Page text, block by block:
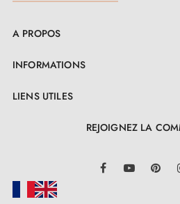
A PROPOS
INFORMATIONS
LIENS UTILES
REJOIGNEZ LA
FacebookYouTube